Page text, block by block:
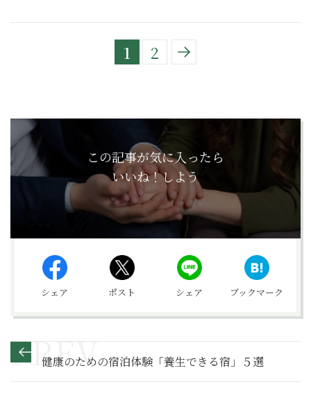
1 2
この記事が気に入ったら
いいね！しよう
シェア ポスト シェア ブックマーク
健康のための宿泊体験「養生できる宿」５選